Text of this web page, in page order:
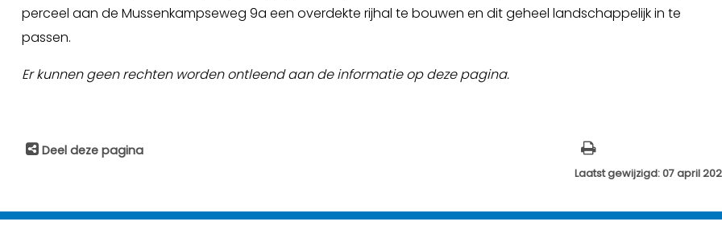
perceel aan de Mussenkampseweg 9a een overdekte rijhal te bouwen en dit geheel landschappelijk in te
passen.
Er kunnen geen rechten worden ontleend aan de informatie op deze pagina.
Deel deze pagina
Laatst gewijzigd: 07 april